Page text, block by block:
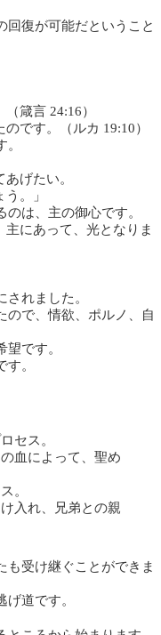
回復が可能だということ
箴言 24:16）
です。（ルカ 19:10）
げたい。
。」
は、主の御心です。
にあって、光となりま
れました。
ので、情欲、ポルノ、自
です。
。
セス。
血によって、聖め
。
入れ、兄弟との親
も受け継ぐことができま
道です。